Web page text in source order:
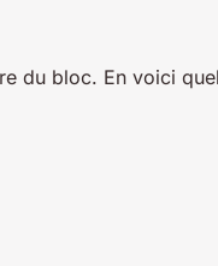
du bloc. En voici